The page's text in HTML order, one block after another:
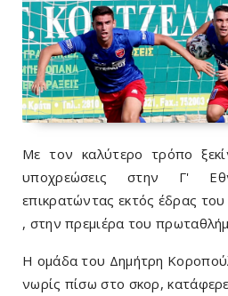
Με τον καλύτερο τρόπο
υποχρεώσεις στην Γ'
επικρατώντας εκτός έδρας του
, στην πρεμιέρα του
Η ομάδα του Δημήτρη
νωρίς πίσω στο σκορ, κατάφερε